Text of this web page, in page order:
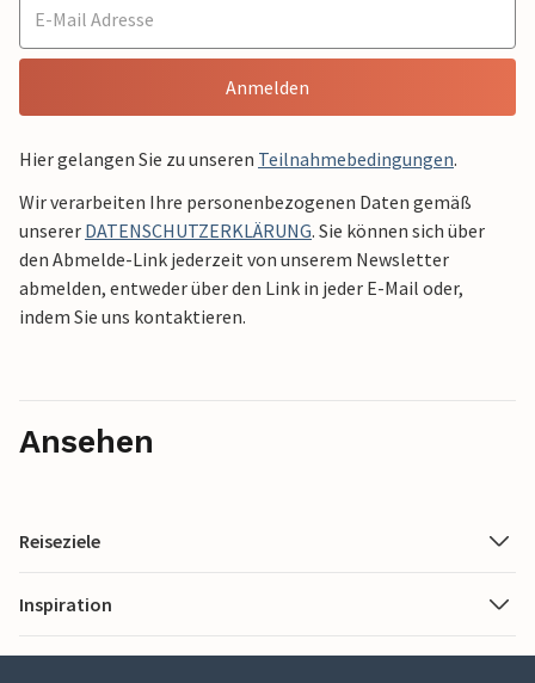
Anmelden
Hier gelangen Sie zu unseren Teilnahmebedingungen.
Wir verarbeiten Ihre personenbezogenen Daten gemäß
unserer DATENSCHUTZERKLÄRUNG. Sie können sich über
den Abmelde-Link jederzeit von unserem Newsletter
abmelden, entweder über den Link in jeder E-Mail oder,
indem Sie uns kontaktieren.
Ansehen
Reiseziele
Inspiration